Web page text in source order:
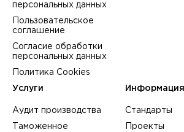
персональных данных
Пользовательское
соглашение
Согласие обработки
персональных данных
Политика Cookies
Услуги
Аудит производства
Таможенное
Информация
Стандарты
Проекты